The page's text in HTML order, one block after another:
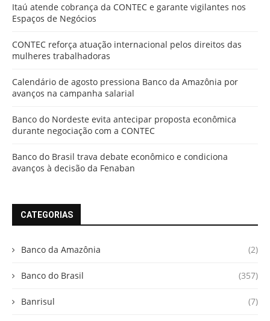
Itaú atende cobrança da CONTEC e garante vigilantes nos
Espaços de Negócios
CONTEC reforça atuação internacional pelos direitos das
mulheres trabalhadoras
Calendário de agosto pressiona Banco da Amazônia por
avanços na campanha salarial
Banco do Nordeste evita antecipar proposta econômica
durante negociação com a CONTEC
Banco do Brasil trava debate econômico e condiciona
avanços à decisão da Fenaban
CATEGORIAS
Banco da Amazônia (2)
Banco do Brasil (357)
Banrisul (7)